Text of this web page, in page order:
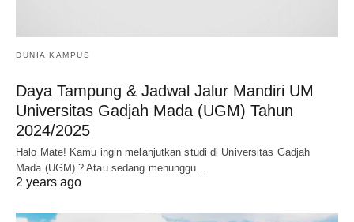
DUNIA KAMPUS
Daya Tampung & Jadwal Jalur Mandiri UM
Universitas Gadjah Mada (UGM) Tahun
2024/2025
Halo Mate! Kamu ingin melanjutkan studi di Universitas Gadjah
Mada (UGM) ? Atau sedang menunggu…
2 years ago